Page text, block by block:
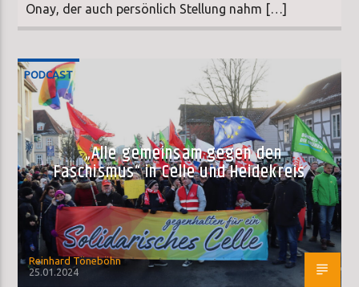
Onay, der auch persönlich Stellung nahm […]
PODCAST
„Alle gemeinsam gegen den
Faschismus“ in Celle und Heidekreis
Reinhard Töneböhn
25.01.2024